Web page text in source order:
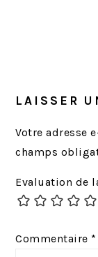
LAISSER
Votre adresse
champs
Evaluation de
Commentaire *